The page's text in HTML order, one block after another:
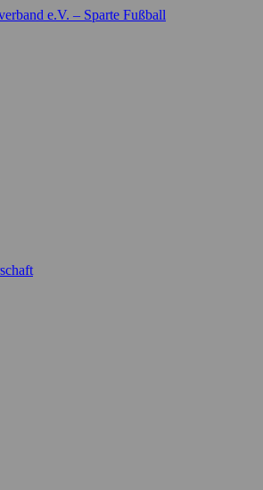
e.V. – Sparte Fußball